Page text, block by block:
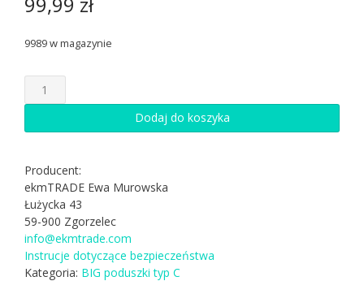
9989 w magazynie
ilość
BIG
DLA
W
CIĄŻY
CIĄŻOWA
C
DUŻA
W13
Dodaj do koszyka
Producent:
ekmTRADE Ewa Murowska
Łużycka 43
59-900 Zgorzelec
info@ekmtrade.com
Instrucje dotyczące bezpieczeństwa
Kategoria: BIG poduszki typ C